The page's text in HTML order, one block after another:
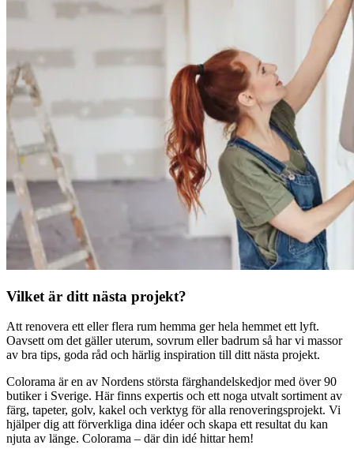
Vilket är ditt nästa projekt?
Att renovera ett eller flera rum hemma ger hela hemmet ett lyft.
Oavsett om det gäller uterum, sovrum eller badrum så har vi massor
av bra tips, goda råd och härlig inspiration till ditt nästa projekt.
Colorama är en av Nordens största färghandelskedjor med över 90
butiker i Sverige. Här finns expertis och ett noga utvalt sortiment av
färg, tapeter, golv, kakel och verktyg för alla renoveringsprojekt. Vi
hjälper dig att förverkliga dina idéer och skapa ett resultat du kan
njuta av länge. Colorama – där din idé hittar hem!